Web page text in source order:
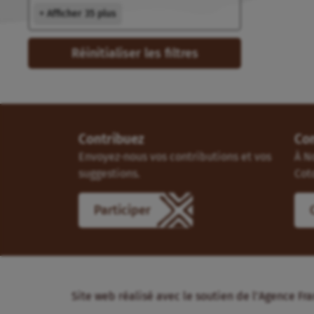
+ Afficher 35 plus
Réinitialiser les filtres
Contribuez
Envoyez-nous vos contributions et vos
suggestions.
Participer
À
Site web réalisé avec le soutien de l’Agence